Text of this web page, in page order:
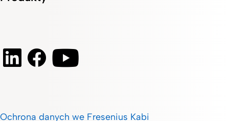
Ochrona danych we Fresenius Kabi